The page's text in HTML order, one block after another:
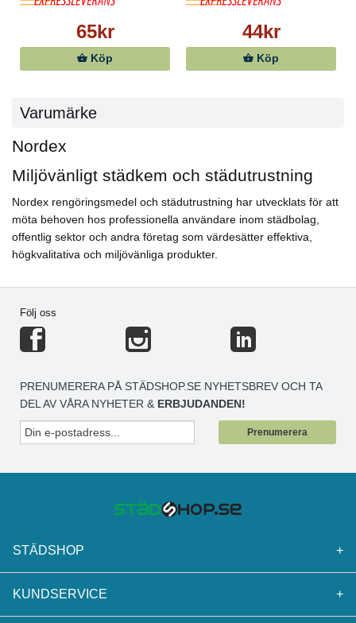
65kr
Köp
44kr
Köp
Varumärke
Nordex
Miljövänligt städkem och städutrustning
Nordex rengöringsmedel och städutrustning har utvecklats för att
möta behoven hos professionella användare inom städbolag,
offentlig sektor och andra företag som värdesätter effektiva,
högkvalitativa och miljövänliga produkter.
Följ oss
PRENUMERERA PÅ STÄDSHOP.SE NYHETSBREV OCH TA
DEL AV VÅRA NYHETER & ERBJUDANDEN!
Prenumerera
STÄDSHOP +
KUNDSERVICE +